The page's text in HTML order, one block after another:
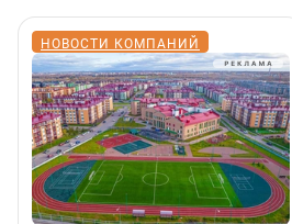
НОВОСТИ КОМПАНИЙ